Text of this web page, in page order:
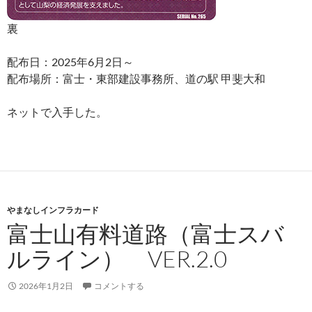
裏
配布日：2025年6月2日～
配布場所：富士・東部建設事務所、道の駅 甲斐大和
ネットで入手した。
やまなしインフラカード
富士山有料道路（富士スバ
ルライン） VER.2.0
2026年1月2日 コメントする